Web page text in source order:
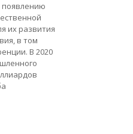
появлению
их развития
в том
В 2020